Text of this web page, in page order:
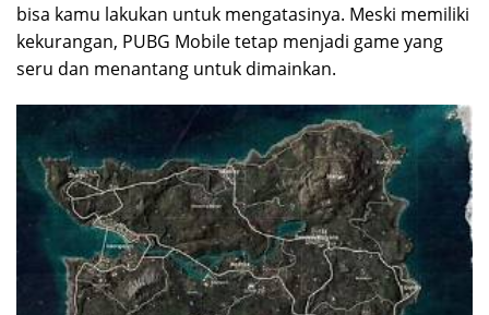
bisa kamu lakukan untuk mengatasinya. Meski memiliki
kekurangan, PUBG Mobile tetap menjadi game yang
seru dan menantang untuk dimainkan.